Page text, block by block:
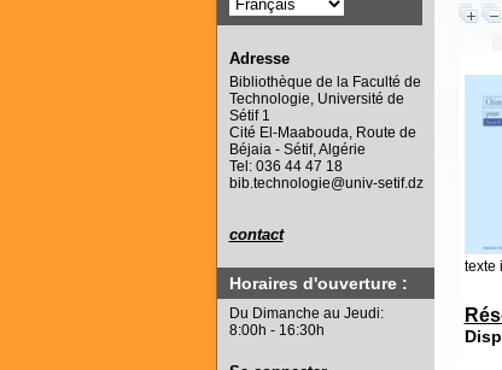
texte
Adresse
Bibliothèque de la Faculté de
Technologie, Université de
Sétif 1
Cité El-Maabouda, Route de
Béjaia - Sétif, Algérie
Tel: 036 44 47 18
bib.technologie@univ-setif.dz
contact
Horaires d'ouverture :
Du Dimanche au Jeudi:
8:00h - 16:30h